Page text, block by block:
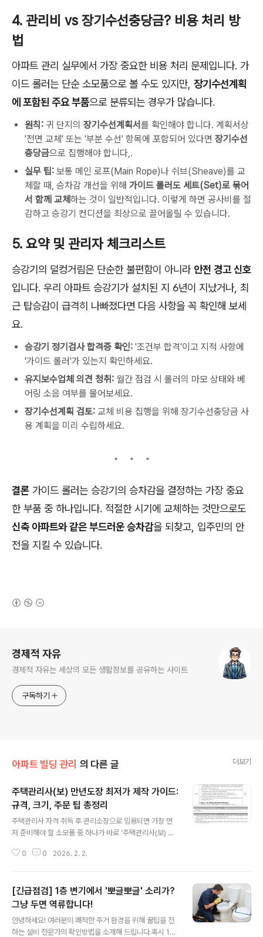
4. 관리비 vs 장기수선충당금? 비용 처리 방
법
아파트 관리 실무에서 가장 중요한 비용 처리 문제입니다. 가
이드 롤러는 단순 소모품으로 볼 수도 있지만, 장기수선계획
에 포함된 주요 부품으로 분류되는 경우가 많습니다.
원칙: 귀 단지의 장기수선계획서를 확인해야 합니다. 계획서상
'전면 교체' 또는 '부분 수선' 항목에 포함되어 있다면 장기수선
충당금으로 집행해야 합니다,.
실무 팁: 보통 메인 로프(Main Rope)나 쉬브(Sheave)를 교
체할 때, 승차감 개선을 위해 가이드 롤러도 세트(Set)로 묶어
서 함께 교체 하는 것이 일반적입니다. 이렇게 하면 공사비를 절
감하고 승강기 컨디션을 최상으로 끌어올릴 수 있습니다.
5. 요약 및 관리자 체크리스트
승강기의 덜컹거림은 단순한 불편함이 아니라 안전 경고 신호
입니다. 우리 아파트 승강기가 설치된 지 6년이 지났거나, 최
근 탑승감이 급격히 나빠졌다면 다음 사항을 꼭 확인해 보세
요.
승강기 정기검사 합격증 확인: '조건부 합격'이고 지적 사항에
'가이드 롤러'가 있는지 확인하세요.
유지보수업체 의견 청취: 월간 점검 시 롤러의 마모 상태와 베
어링 소음 여부를 물어보세요.
장기수선계획 검토: 교체 비용 집행을 위해 장기수선충당금 사
용 계획을 미리 수립하세요.
결론 가이드 롤러는 승강기의 승차감을 결정하는 가장 중요
한 부품 중 하나입니다. 적절한 시기에 교체하는 것만으로도
신축 아파트와 같은 부드러운 승차감을 되찾고, 입주민의 안
전을 지킬 수 있습니다.
경제적 자유
경제적 자유는 세상의 모든 생활정보를 공유하는 사이트
구독하기
아파트 빌딩 관리 의 다른 글 더보기
주택관리사(보) 만년도장 최저가 제작 가이드:
규격, 크기, 주문 팁 총정리
주택관리사 자격 취득 후 관리소장으로 임용되면 가장 먼
저 준비해야 할 소모품 중 하나가 바로 '주택관리사(보) 직
맞게 제작하는 것이 중요합니다. 오늘은 비용은 아끼면서
기주택관리사 도장은 단순히 이름만 새기는 것이 아니라,
자격 명칭이 함께 들어가야 합니다. 쿠팡 검색 시 사용자들
이 가장 많이 찾는 규격 정보를 바탕으로 정리했습니다. 권
장 크기: 6푼(지름 약 18mm)을 가장 추천합니다. 공동주
0 0 2026. 2. 2.
[긴급점검] 1층 변기에서 '뽀글뽀글' 소리가?
그냥 두면 역류합니다!
안녕하세요! 여러분의 쾌적한 주거 환경을 위해 꿀팁을 전
하는 설비 전문가의 확인방법을 소개해 드립니다.혹시 1층